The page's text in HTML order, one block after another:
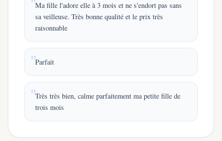
Ma fille l'adore elle à 3 mois et ne s'endort pas sans
sa veilleuse. Très bonne qualité et le prix très
raisonnable
Parfait
Très très bien, calme parfaitement ma petite fille de
trois mois